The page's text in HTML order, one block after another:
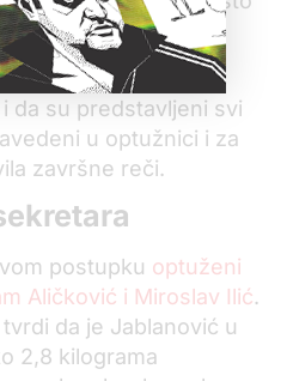
nije bio plan“,
sudija Pajić.
da su predstavljeni svi
u optužnici i za
završne reči.
postupku optuženi
Aličković i Miroslav Ilić.
da je Jablanović u
2,8 kilograma